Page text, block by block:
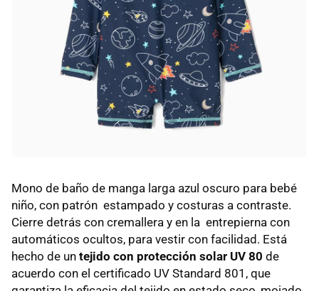
Mono de baño de manga larga azul oscuro para bebé
niño, con patrón estampado y costuras a contraste.
Cierre detrás con cremallera y en la entrepierna con
automáticos ocultos, para vestir con facilidad. Está
hecho de un tejido con protección solar UV 80 de
acuerdo con el certificado UV Standard 801, que